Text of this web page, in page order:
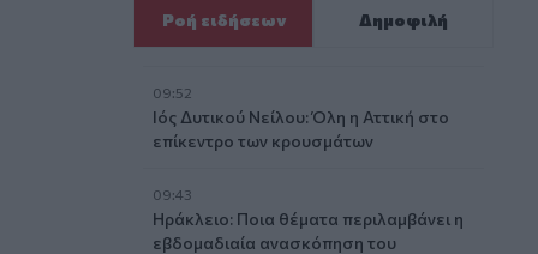
Ροή ειδήσεων Δημοφιλή
09:52
Ιός Δυτικού Νείλου: Όλη η Αττική στο
επίκεντρο των κρουσμάτων
09:43
Ηράκλειο: Ποια θέματα περιλαμβάνει η
εβδομαδιαία ανασκόπηση του